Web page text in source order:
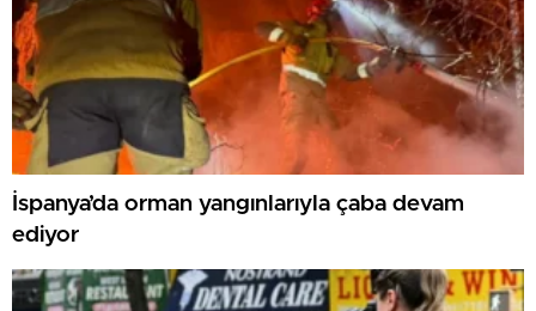
İspanya’da orman yangınlarıyla çaba devam
ediyor